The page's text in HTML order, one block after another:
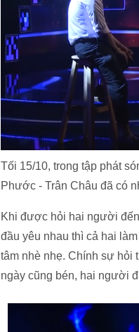
Tối 15/10, trong tập phát
Phước - Trân Châu đã có
Khi được hỏi hai người
đầu yêu nhau thì cả hai
tâm nhè nhẹ. Chính sự hỏi
ngày cũng bén, hai người